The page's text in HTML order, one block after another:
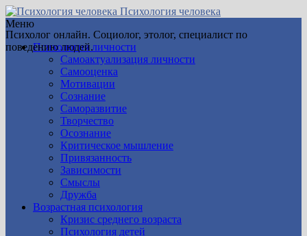
Психология человека
Психолог онлайн. Социолог, этолог, специалист по
поведению людей.
Меню
Психология личности
Самоактуализация личности
Самооценка
Мотивации
Сознание
Саморазвитие
Творчество
Осознание
Критическое мышление
Привязанность
Зависимости
Смыслы
Дружба
Возрастная психология
Кризис среднего возраста
Психология детей